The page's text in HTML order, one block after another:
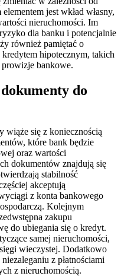
jest wkład własny,
nieruchomości. Im
dla banku i potencjalnie
również pamiętać o
hipotecznym, takich
bankowe.
do
wiąże się z koniecznością
które bank będzie
oraz wartości
dokumentów znajdują się
stabilność
akceptują
z konta bankowego
Kolejnym
zakupu
do ubiegania się o kredyt.
samej nieruchomości,
wieczystej. Dodatkowo
z płatnościami
z nieruchomością.